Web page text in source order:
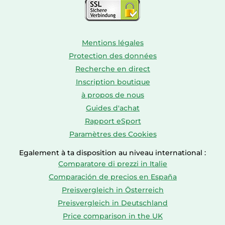
Non
refroidissement
Statique
Compartiment anti-
Non
Oui
légumes
1
Nombre d'étagères
2
clayettes/bacs du
3
Mentions légales
Protection des données
Recherche en direct
Inscription boutique
à propos de nous
Guides d'achat
Rapport eSport
Paramètres des Cookies
Egalement à ta disposition au niveau international :
Comparatore di prezzi in Italie
Comparación de precios en España
Preisvergleich in Österreich
Preisvergleich in Deutschland
Price comparison in the UK